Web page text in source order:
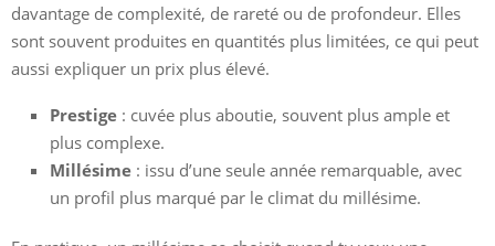
davantage de complexité, de rareté ou de profondeur. Elles
sont souvent produites en quantités plus limitées, ce qui peut
aussi expliquer un prix plus élevé.
Prestige : cuvée plus aboutie, souvent plus ample et
plus complexe.
Millésime : issu d’une seule année remarquable, avec
un profil plus marqué par le climat du millésime.